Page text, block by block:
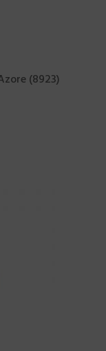
(8923)